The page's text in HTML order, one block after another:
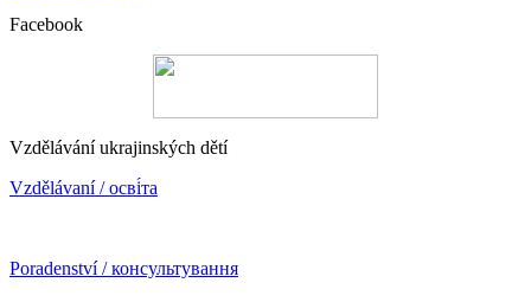
Facebook
Vzdělávání ukrajinských dětí
Vzdělávaní / осві́та
Poradenství / консультування